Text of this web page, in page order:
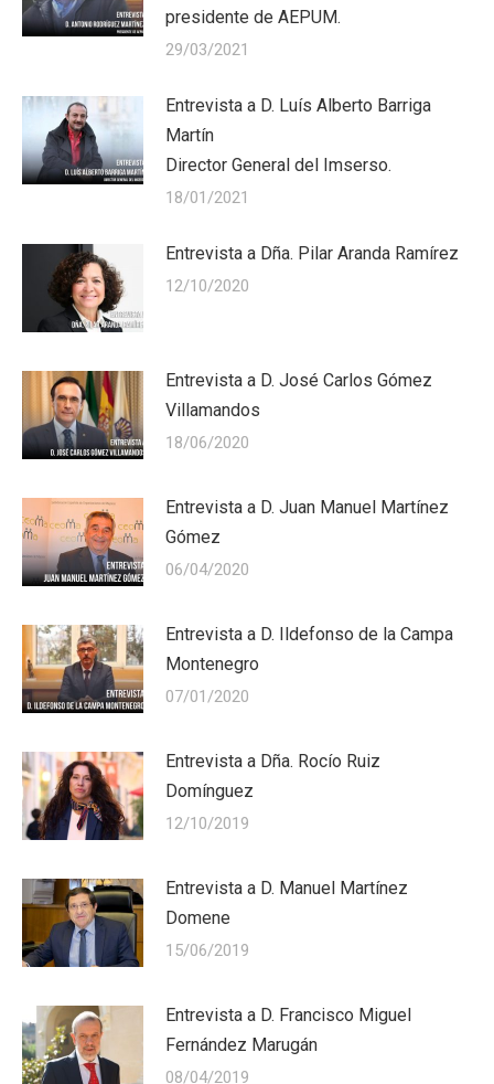
presidente de AEPUM.
29/03/2021
Entrevista a D. Luís Alberto Barriga
Martín
Director General del Imserso.
18/01/2021
Entrevista a Dña. Pilar Aranda Ramírez
12/10/2020
Entrevista a D. José Carlos Gómez
Villamandos
18/06/2020
Entrevista a D. Juan Manuel Martínez
Gómez
06/04/2020
Entrevista a D. Ildefonso de la Campa
Montenegro
07/01/2020
Entrevista a Dña. Rocío Ruiz
Domínguez
12/10/2019
Entrevista a D. Manuel Martínez
Domene
15/06/2019
Entrevista a D. Francisco Miguel
Fernández Marugán
08/04/2019